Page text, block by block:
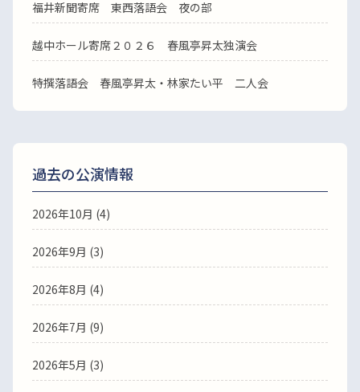
福井新聞寄席 東西落語会 夜の部
越中ホール寄席２０２６ 春風亭昇太独演会
特撰落語会 春風亭昇太・林家たい平 二人会
過去の公演情報
2026年10月 (4)
2026年9月 (3)
2026年8月 (4)
2026年7月 (9)
2026年5月 (3)